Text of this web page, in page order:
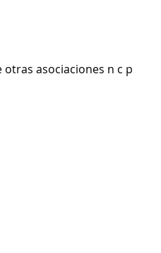
otras asociaciones n c p